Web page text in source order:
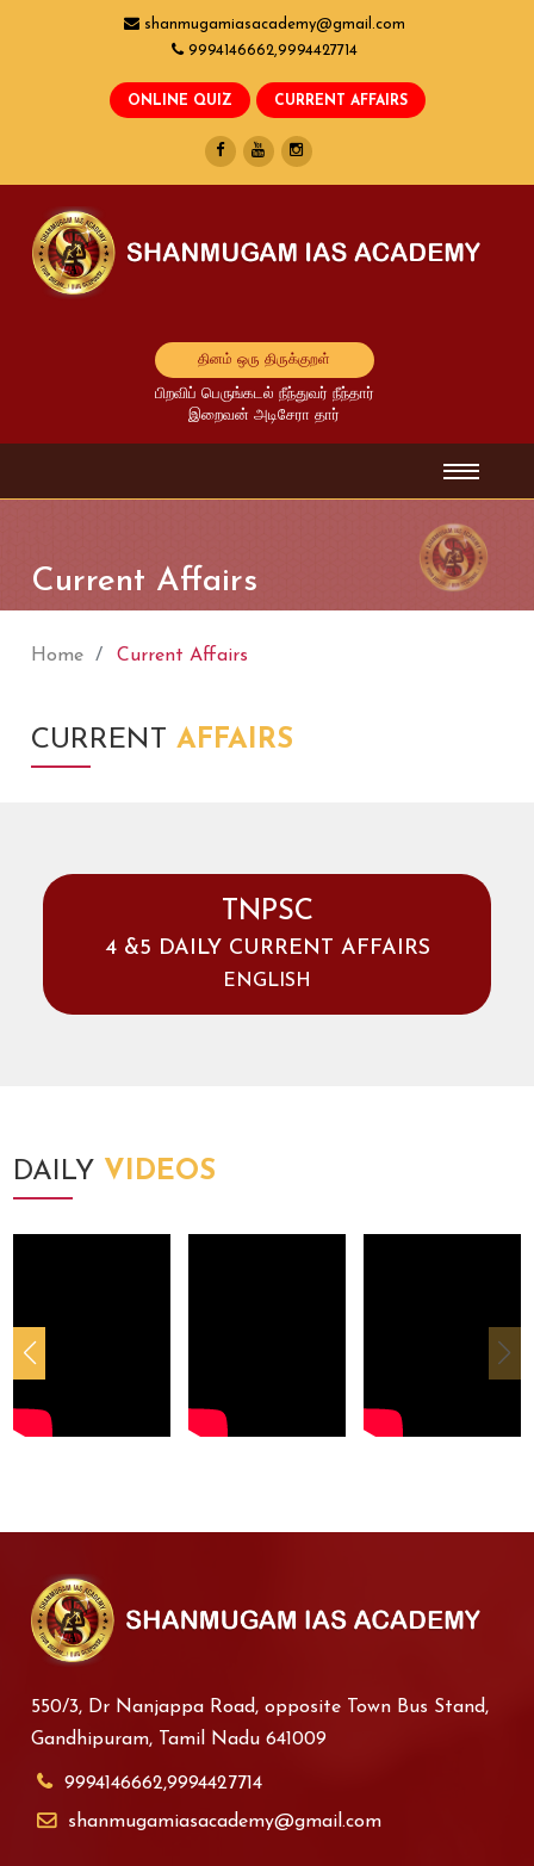
shanmugamiasacademy@gmail.com
9994146662,9994427714
தினம் ஒரு திருக்குறள்
பிறவிப் பெருங்கடல் நீந்துவர் நீந்தார்
இறைவன் அடிசேரா தார்
Current Affairs
Home Current Affairs
CURRENTAFFAIRS
TNPSC
4 &5 DAILY CURRENT AFFAIRS
ENGLISH
DAILY VIDEOS
550/3, Dr Nanjappa Road, opposite Town Bus Stand,
Gandhipuram, Tamil Nadu 641009
9994146662,9994427714
shanmugamiasacademy@gmail.com